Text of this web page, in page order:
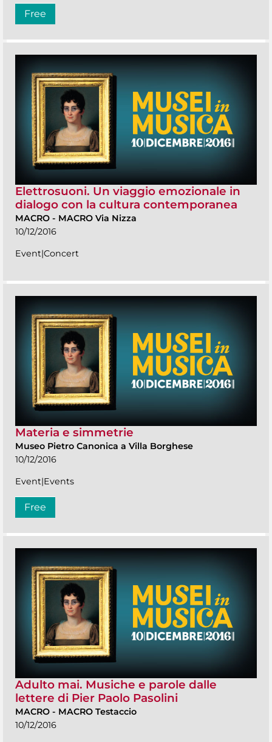
Free
Elettrosuoni. Un viaggio emozionale in
dialogo con la cultura contemporanea
MACRO - MACRO Via Nizza
10/12/2016
Event|Concert
Materia e simmetrie
Museo Pietro Canonica a Villa Borghese
10/12/2016
Event|Events
Free
Adulto mai. Musiche e parole dalle
lettere di Pier Paolo Pasolini
MACRO - MACRO Testaccio
10/12/2016